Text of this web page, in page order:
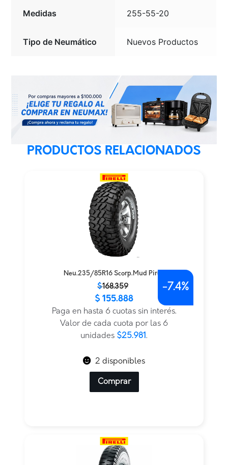
Medidas 255-55-20
Tipo de Neumático Nuevos Productos
PRODUCTOS RELACIONADOS
Neu.235/85R16 Scorp.Mud Pirell
$168.359
original
actual
$ 155.888
Paga en hasta 6 cuotas sin interés.
Valor de cada cuota por las 6
unidades $25.981.
-7.4%
2 disponibles
Comprar